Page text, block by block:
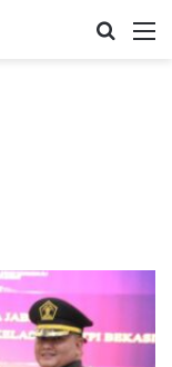
Cari ...